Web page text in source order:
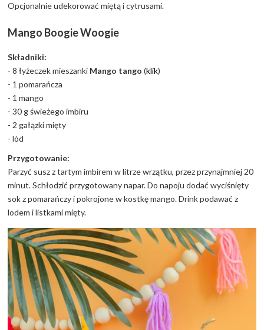
Opcjonalnie udekorować miętą i cytrusami.
Mango Boogie Woogie
Składniki:
- 8 łyżeczek mieszanki Mango tango (klik)
- 1 pomarańcza
- 1 mango
- 30 g świeżego imbiru
- 2 gałązki mięty
- lód
Przygotowanie:
Parzyć susz z tartym imbirem w litrze wrzątku, przez przynajmniej 20
minut. Schłodzić przygotowany napar. Do napoju dodać wyciśnięty
sok z pomarańczy i pokrojone w kostkę mango. Drink podawać z
lodem i listkami mięty.